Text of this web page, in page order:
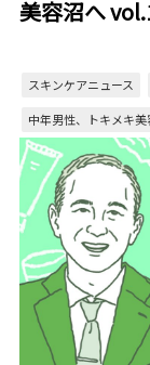
美容沼へ
スキンケアニュース
中年男性、トキメキ